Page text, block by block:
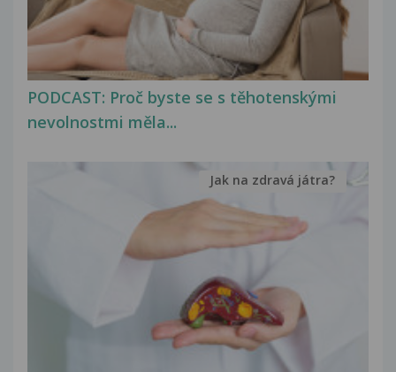
PODCAST: Proč byste se s těhotenskými
nevolnostmi měla...
Jak na zdravá játra?